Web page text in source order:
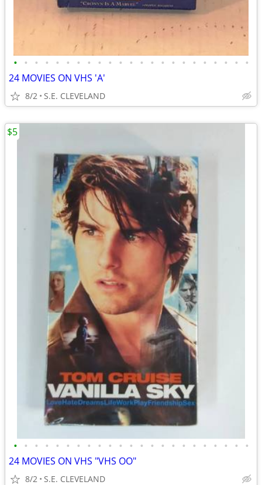
• • • • • • • • • • • • • • • • • • • • • • •
24 MOVIES ON VHS 'A'
8/2 S.E. CLEVELAND
• • • • • • • • • • • • • • • • • • • • • • •
24 MOVIES ON VHS "VHS OO"
8/2 S.E. CLEVELAND
$5